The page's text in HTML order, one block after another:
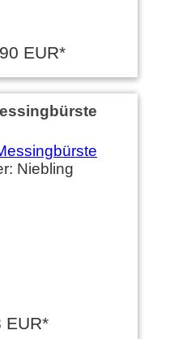
EUR*
Niebling
EUR*